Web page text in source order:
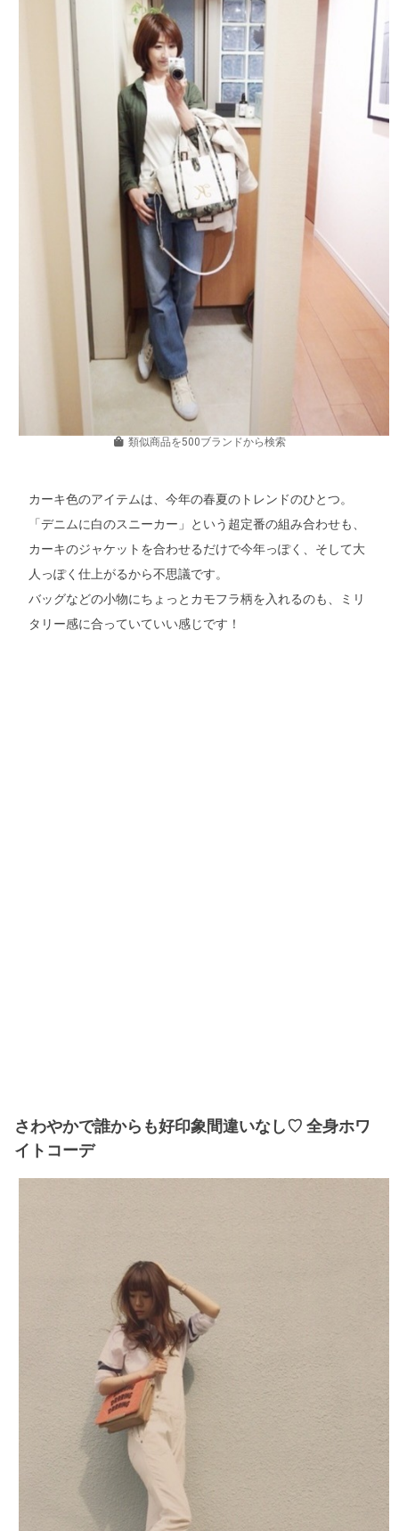
類似商品を500ブランドから検索
カーキ色のアイテムは、今年の春夏のトレンドのひとつ。
「デニムに白のスニーカー」という超定番の組み合わせも、
カーキのジャケットを合わせるだけで今年っぽく、そして大
人っぽく仕上がるから不思議です。
バッグなどの小物にちょっとカモフラ柄を入れるのも、ミリ
タリー感に合っていていい感じです！
さわやかで誰からも好印象間違いなし♡ 全身ホワ
イトコーデ